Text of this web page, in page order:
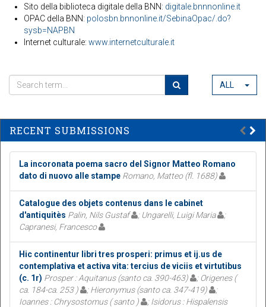
Sito della biblioteca digitale della BNN: digitale.bnnnonline.it
OPAC della BNN: polosbn.bnnonline.it/SebinaOpac/.do?
sysb=NAPBN
Internet culturale: www.internetculturale.it
ALL
RECENT SUBMISSIONS
La incoronata poema sacro del Signor Matteo Romano
dato di nuovo alle stampe Romano, Matteo (fl. 1688)
Catalogue des objets contenus dans le cabinet
d'antiquitès Palin, Nils Gustaf ; Ungarelli, Luigi Maria
;
Capranesi, Francesco
Hic continentur libri tres prosperi: primus et ij.us de
contemplativa et activa vita: tercius de viciis et virtutibus
(c. 1r) Prosper : Aquitanus (santo ca. 390-463)
; Origenes (
ca. 184-ca. 253 )
; Hieronymus (santo ca. 347-419)
;
Ioannes : Chrysostomus ( santo )
; Isidorus : Hispalensis